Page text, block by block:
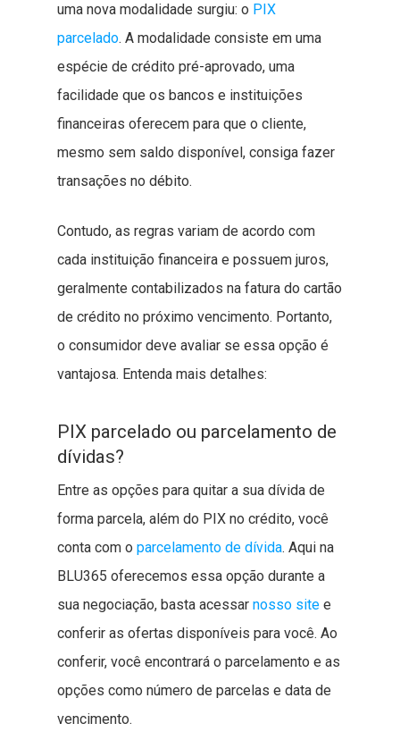
uma nova modalidade surgiu: o PIX
parcelado. A modalidade consiste em uma
espécie de crédito pré-aprovado, uma
facilidade que os bancos e instituições
financeiras oferecem para que o cliente,
mesmo sem saldo disponível, consiga fazer
transações no débito.
Contudo, as regras variam de acordo com
cada instituição financeira e possuem juros,
geralmente contabilizados na fatura do cartão
de crédito no próximo vencimento. Portanto,
o consumidor deve avaliar se essa opção é
vantajosa. Entenda mais detalhes:
PIX parcelado ou parcelamento de
dívidas?
Entre as opções para quitar a sua dívida de
forma parcela, além do PIX no crédito, você
conta com o parcelamento de dívida. Aqui na
BLU365 oferecemos essa opção durante a
sua negociação, basta acessar nosso site e
conferir as ofertas disponíveis para você. Ao
conferir, você encontrará o parcelamento e as
opções como número de parcelas e data de
vencimento.